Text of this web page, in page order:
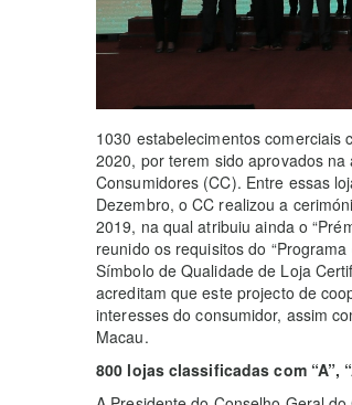
1030 estabelecimentos
2020, por terem sido aprovados
Consumidores (CC). Entre essas
Dezembro, o CC realizou a
2019, na qual atribuiu ainda o
reunido os requisitos do
Símbolo de Qualidade de Loja
acreditam que este projecto de
interesses do consumidor, assim
Macau.
800 lojas classificadas com “A”,